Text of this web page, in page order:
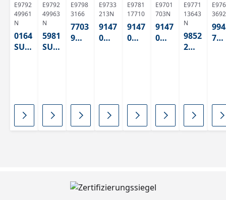
E9792
49961
N
0164
SU
E9792
49963
N
5981
SU
E9798
3166
7703
9
125
OHN
E
E9733
213N
9147
0
E9781
17710
9147
0
E9701
703N
9147
0
E9771
13643
N
9852
2
ABS
125
414,
7